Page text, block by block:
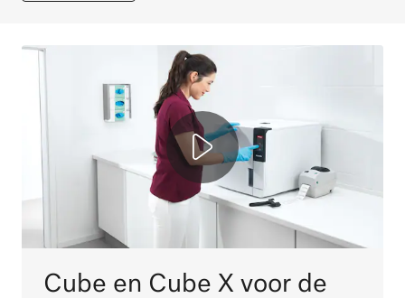
Cube en Cube X voor de